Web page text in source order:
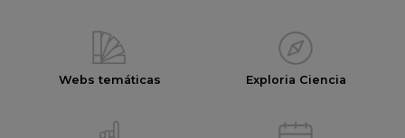
Webs temáticas Exploria Ciencia